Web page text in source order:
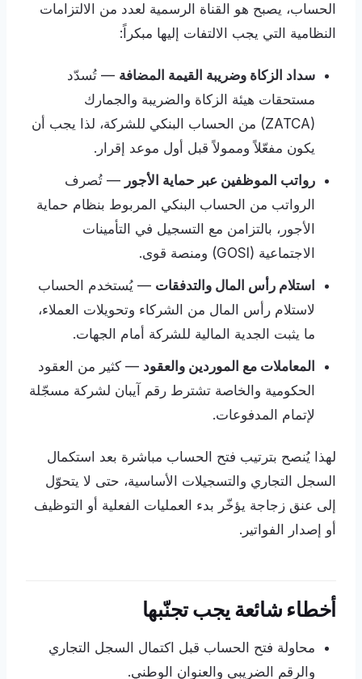
الحساب، يصبح هو القناة الرسمية لعدد من الالتزامات
النظامية التي يجب الالتفات إليها مبكراً:
سداد الزكاة وضريبة القيمة المضافة — تُسدّد
مستحقات هيئة الزكاة والضريبة والجمارك
(ZATCA) من الحساب البنكي للشركة، لذا يجب أن
يكون مفعّلاً وممولاً قبل أول موعد إقرار.
رواتب الموظفين عبر حماية الأجور — تُصرف
الرواتب من الحساب البنكي المربوط بنظام حماية
الأجور، بالتزامن مع التسجيل في التأمينات
الاجتماعية (GOSI) ومنصة قوى.
استلام رأس المال والتدفقات — يُستخدم الحساب
لاستلام رأس المال من الشركاء وتحويلات العملاء،
ما يثبت الجدية المالية للشركة أمام الجهات.
المعاملات مع الموردين والعقود — كثير من العقود
الحكومية والخاصة تشترط رقم آيبان لشركة مسجّلة
لإتمام المدفوعات.
لهذا يُنصح بترتيب فتح الحساب مباشرة بعد استكمال
السجل التجاري والتسجيلات الأساسية، حتى لا يتحوّل
إلى عنق زجاجة يؤخّر بدء العمليات الفعلية أو التوظيف
أو إصدار الفواتير.
أخطاء شائعة يجب تجنّبها
محاولة فتح الحساب قبل اكتمال السجل التجاري
والرقم الضريبي والعنوان الوطني.